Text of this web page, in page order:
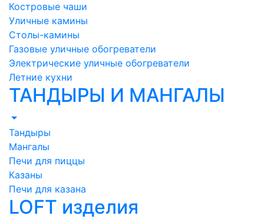
Костровые чаши
Уличные камины
Столы-камины
Газовые уличные обогреватели
Электрические уличные обогреватели
Летние кухни
ТАНДЫРЫ И МАНГАЛЫ
Тандыры
Мангалы
Печи для пиццы
Казаны
Печи для казана
LOFT изделия